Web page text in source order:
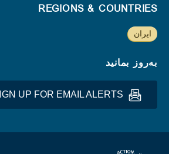
REGIONS & COUNTRIES
ایران
به‌روز بمانید